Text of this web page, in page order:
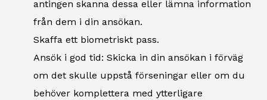
antingen skanna dessa eller lämna information
från dem i din ansökan.
Skaffa ett biometriskt pass.
Ansök i god tid: Skicka in din ansökan i förväg
om det skulle uppstå förseningar eller om du
behöver komplettera med ytterligare